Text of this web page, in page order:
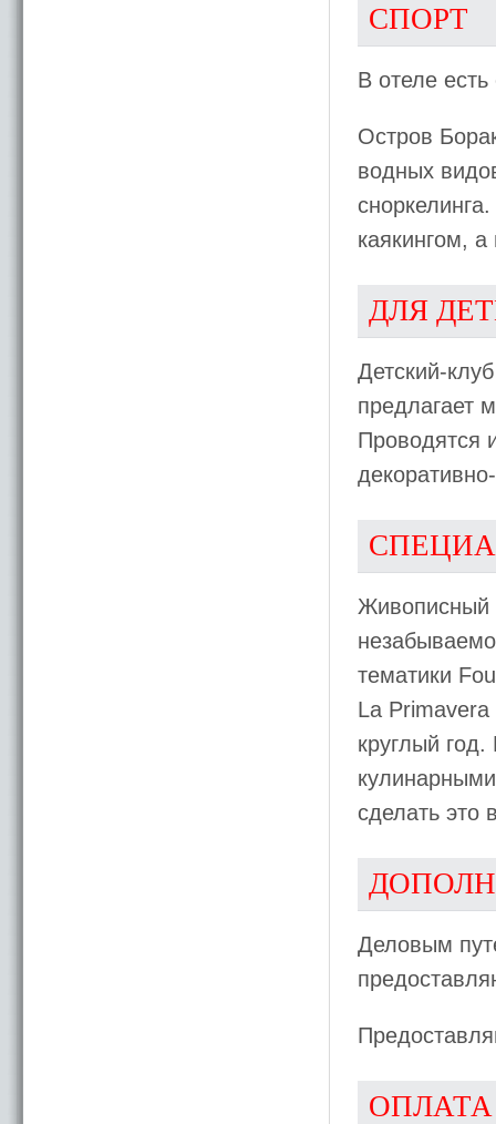
СПОРТ
В отеле
Остров
водных
каякингом,
ДЛЯ
Детский-
предлагает
Проводятся
Живописный
тематики
La
круглый
сделать
Деловым
ОПЛАТА